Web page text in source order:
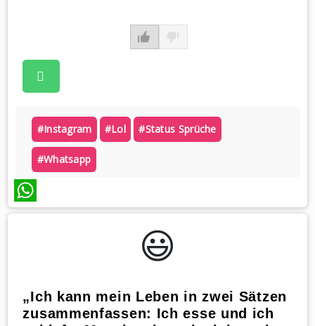
#instagram #lol #status Sprüche
#whatsapp
WhatsApp
😃️
„Ich kann mein Leben in zwei Sätzen
zusammenfassen: Ich esse und ich